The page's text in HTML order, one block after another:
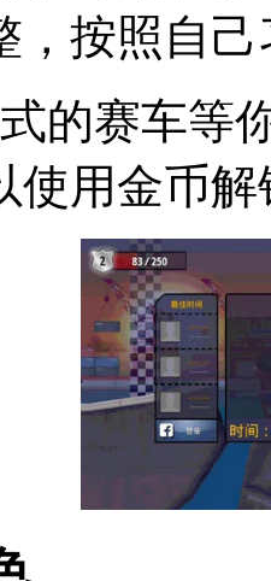
，按照自
的赛车等
使用金币解